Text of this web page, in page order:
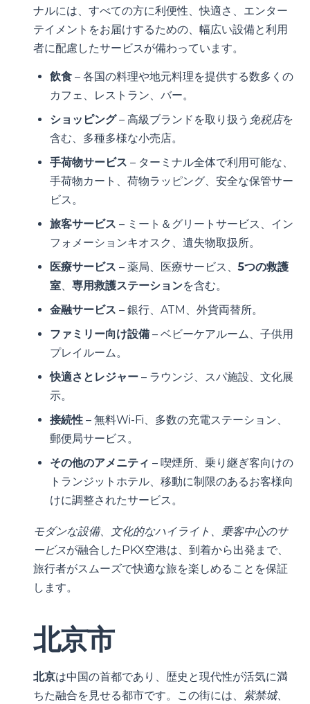
ナルには、すべての方に利便性、快適さ、エンター
テイメントをお届けするための、幅広い設備と利用
者に配慮したサービスが備わっています。
飲食 – 各国の料理や地元料理を提供する数多くの
カフェ、レストラン、バー。
ショッピング– 高級ブランドを取り扱う 免税店を
含む、多種多様な小売店。
手荷物サービス – ターミナル全体で利用可能な、
手荷物カート、荷物ラッピング、安全な保管サー
ビス。
旅客サービス – ミート＆グリートサービス、イン
フォメーションキオスク、遺失物取扱所。
医療サービス – 薬局、医療サービス、5つの救護
室、 専用救護ステーションを含む。
金融サービス – 銀行、ATM、外貨両替所。
ファミリー向け設備 – ベビーケアルーム、子供用
プレイルーム。
快適さとレジャー – ラウンジ、スパ施設、文化展
示。
接続性 – 無料Wi-Fi、多数の充電ステーション、
郵便局サービス。
その他のアメニティ – 喫煙所、乗り継ぎ客向けの
トランジットホテル、移動に制限のあるお客様向
けに調整されたサービス。
モダンな設備、文化的なハイライト、乗客中心のサ
ービスが融合したPKX空港は、到着から出発まで、
旅行者がスムーズで快適な旅を楽しめることを保証
します。
北京市
北京は中国の首都であり、歴史と現代性が活気に満
ちた融合を見せる都市です。この街には、
紫禁城、